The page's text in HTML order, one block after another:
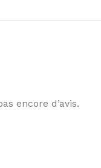
encore d’avis.